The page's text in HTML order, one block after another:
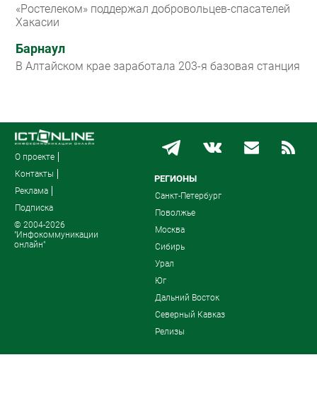
«Ростелеком» поддержал добровольцев-спасателей
Хакасии
Барнаул
В Алтайском крае заработала 203-я базовая станция
О проекте
Контакты
Реклама
Подписка
© 2004-2026
"Инфокоммуникации
онлайн"
РЕГИОНЫ
Санкт-Петербург
Поволжье
Москва
Сибирь
Урал
Юг
Дальний Восток
Северный Кавказ
Релизы